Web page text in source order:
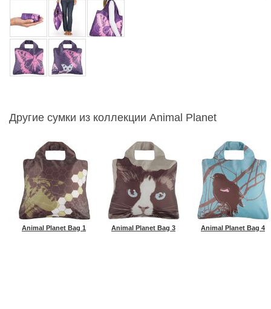
Другие сумки из коллекции Animal Planet
Animal Planet Bag 1 Animal Planet Bag 3 Animal Planet Bag 4